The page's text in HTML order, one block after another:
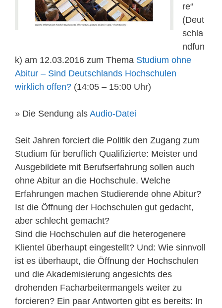
re“
(Deut
schla
ndfun
k) am 12.03.2016 zum Thema Studium ohne
Abitur – Sind Deutschlands Hochschulen
wirklich offen? (14:05 – 15:00 Uhr)
» Die Sendung als Audio-Datei
Seit Jahren forciert die Politik den Zugang zum
Studium für beruflich Qualifizierte: Meister und
Ausgebildete mit Berufserfahrung sollen auch
ohne Abitur an die Hochschule. Welche
Erfahrungen machen Studierende ohne Abitur?
Ist die Öffnung der Hochschulen gut gedacht,
aber schlecht gemacht?
Sind die Hochschulen auf die heterogenere
Klientel überhaupt eingestellt? Und: Wie sinnvoll
ist es überhaupt, die Öffnung der Hochschulen
und die Akademisierung angesichts des
drohenden Facharbeitermangels weiter zu
forcieren? Ein paar Antworten gibt es bereits: In